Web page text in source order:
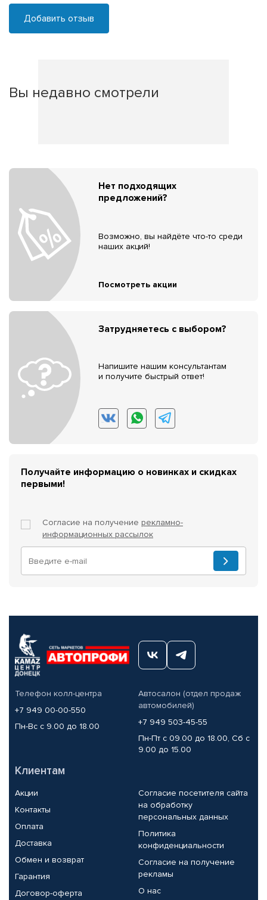
Добавить отзыв
Вы недавно смотрели
Нет подходящих
предложений?
Возможно, вы найдёте что-то среди
наших акций!
Посмотреть акции
Затрудняетесь с выбором?
Напишите нашим консультантам
и получите быстрый ответ!
Получайте информацию о новинках и скидках
первыми!
Согласие на получение рекламно-
информационных рассылок
Телефон колл-центра
+7 949 00-00-550
Пн-Вс с 9.00 до 18.00
Автосалон (отдел продаж
автомобилей)
+7 949 503-45-55
Пн-Пт с 09.00 до 18.00, Сб с
9.00 до 15.00
Клиентам
Акции
Контакты
Оплата
Доставка
Обмен и возврат
Гарантия
Договор-оферта
Согласие посетителя сайта
на обработку
персональных данных
Политика
конфиденциальности
Согласие на получение
рекламы
О нас